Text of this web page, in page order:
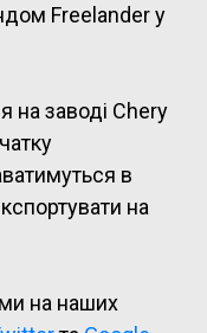
Freelander у
на заводі Chery
в
на
на наших